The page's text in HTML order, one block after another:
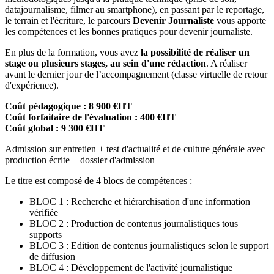
datajournalisme, filmer au smartphone), en passant par le reportage,
le terrain et l'écriture, le parcours Devenir Journaliste vous apporte
les compétences et les bonnes pratiques pour devenir journaliste.
En plus de la formation, vous avez la possibilité de réaliser un
stage ou plusieurs stages, au sein d'une rédaction. A réaliser
avant le dernier jour de l’accompagnement (classe virtuelle de retour
d'expérience).
Coût pédagogique : 8 900 €HT
Coût forfaitaire de l'évaluation : 400 €HT
Coût global : 9 300 €HT
Admission sur entretien + test d'actualité et de culture générale avec
production écrite + dossier d'admission
Le titre est composé de 4 blocs de compétences :
BLOC 1 : Recherche et hiérarchisation d'une information
vérifiée
BLOC 2 : Production de contenus journalistiques tous
supports
BLOC 3 : Edition de contenus journalistiques selon le support
de diffusion
BLOC 4 : Développement de l'activité journalistique